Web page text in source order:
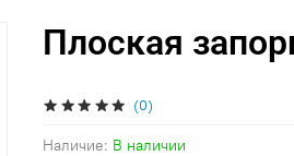
(0)
Наличие: В наличии
Плоская